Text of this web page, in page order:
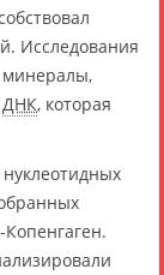
Исследования
минералы,
ДНК, которая